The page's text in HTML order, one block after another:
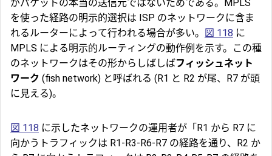
がパケットの本当の送信元ではないためである。MPLS
を使った経路の明示的選択は ISP のネットワークに含ま
れるルーターによって行われる場合が多い。
図 118 に
MPLS による明示的ルーティングの動作例を示す。この種
のネットワークはその形からしばしばフィッシュネット
ワーク (fish network) と呼ばれる (R1 と R2 が尾、R7 が頭
に見える)。
図 118 に示したネットワークの運用者が「R1 から R7 に
向かうトラフィックは R1-R3-R6-R7 の経路を通り、R2 か